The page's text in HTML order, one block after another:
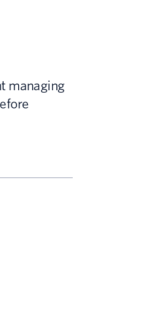
managing